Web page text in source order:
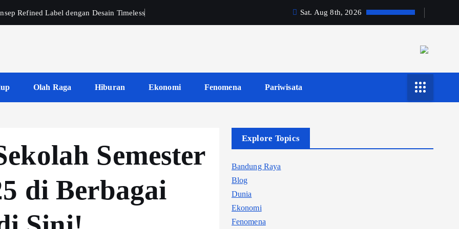
Refined Label dengan Desain Timeless Sat. Aug 8th, 2026
Olah Raga Hiburan Ekonomi Fenomena Pariwisata
Semester
di Berbagai
Explore Topics
Bandung Raya
Blog
Dunia
Ekonomi
Fenomena